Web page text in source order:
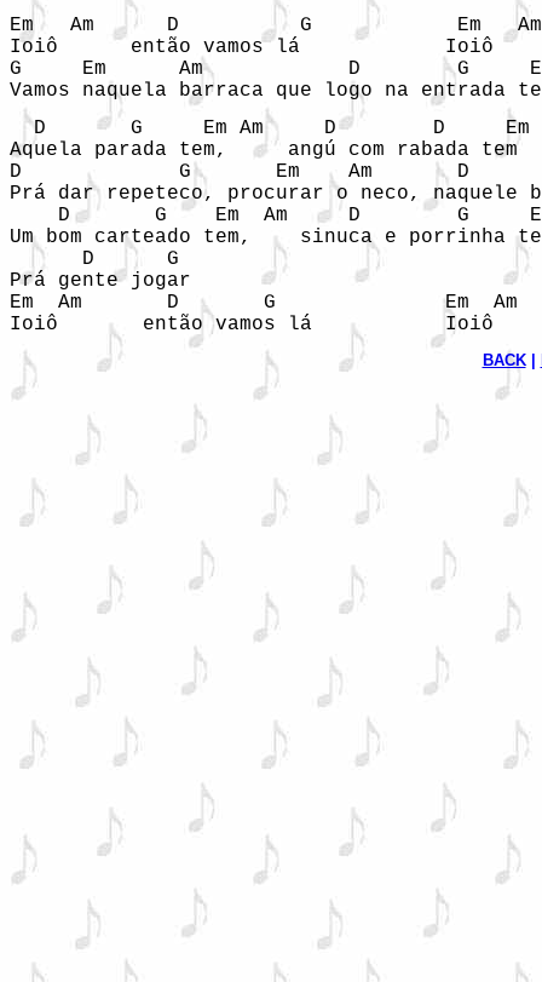
Em   Am      D          G            Em
Ioiô      então vamos lá            Ioiô
G     Em      Am            D        G
Vamos naquela barraca que logo na entrada
D       G     Em Am     D        D     Em
Aquela parada tem,     angú com rabada tem
D             G       Em    Am       D
Prá dar repeteco, procurar o neco, naquele
D       G    Em  Am     D        G
Um bom carteado tem,    sinuca e porrinha
      D      G
Prá gente jogar
Em  Am       D       G              Em  Am
Ioiô       então vamos lá           Ioiô
BACK |